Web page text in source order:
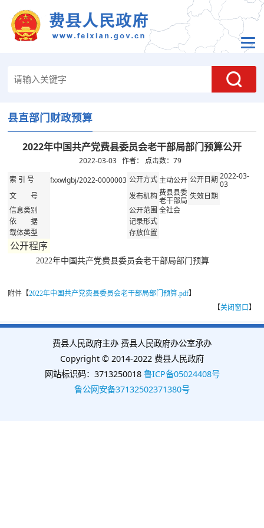
县直部门财政预算
2022年中国共产党费县委员会老干部局部门预算公开
2022-03-03 作者： 点击数： 79
索 引 号 fxxwlgbj/2022-0000003 公开方式 主动公开 公开日期2022-03-
03
文 号 发布机构费县县委
老干部局 失效日期
信息类别
公开范围全社会
依 据
记录形式
载体类型
存放位置
公开程序
2022年中国共产党费县委员会老干部局部门预算
附件【2022年中国共产党费县委员会老干部局部门预算.pdf】
【关闭窗口】
费县人民政府主办 费县人民政府办公室承办
Copyright © 2014-2022 费县人民政府
网站标识码：3713250018 鲁ICP备05024408号
鲁公网安备37132502371380号